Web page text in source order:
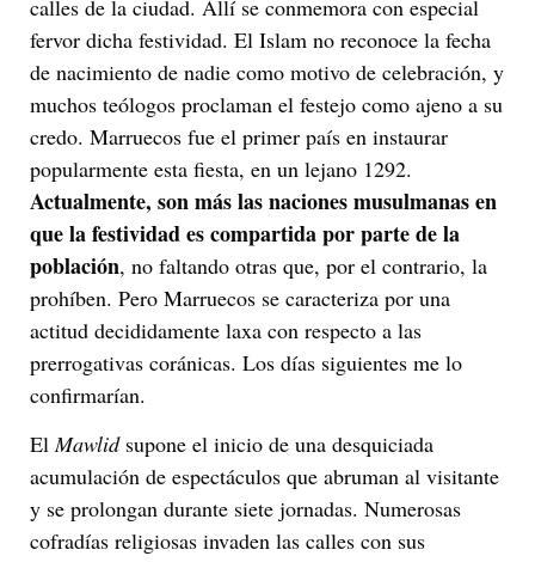
calles de la ciudad. Allí se conmemora con especial
fervor dicha festividad. El Islam no reconoce la fecha
de nacimiento de nadie como motivo de celebración, y
muchos teólogos proclaman el festejo como ajeno a su
credo. Marruecos fue el primer país en instaurar
popularmente esta fiesta, en un lejano 1292.
Actualmente, son más las naciones musulmanas en
que la festividad es compartida por parte de la
población, no faltando otras que, por el contrario, la
prohíben. Pero Marruecos se caracteriza por una
actitud decididamente laxa con respecto a las
prerrogativas coránicas. Los días siguientes me lo
confirmarían.
ElMawlidsupone el inicio de una desquiciada
acumulación de espectáculos que abruman al visitante
y se prolongan durante siete jornadas. Numerosas
cofradías religiosas invaden las calles con sus